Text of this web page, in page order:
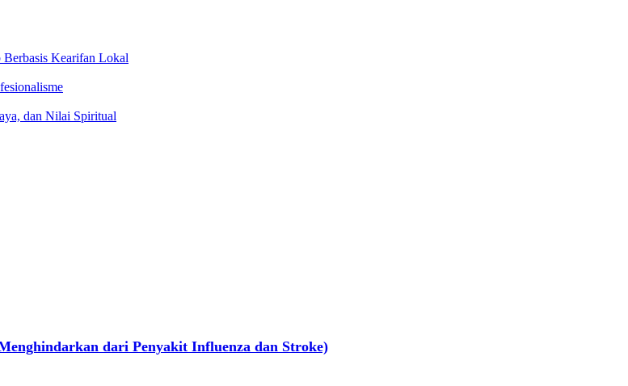
Berbasis Kearifan Lokal
dan Nilai Spiritual
dari Penyakit Influenza dan Stroke)